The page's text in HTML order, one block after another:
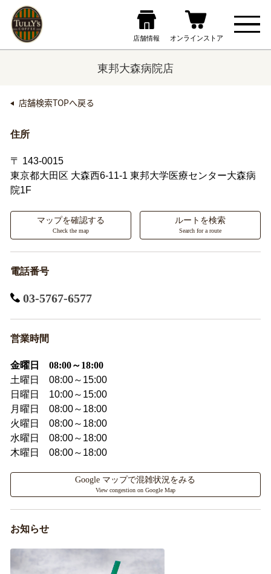
東邦大森病院店
店舗検索TOPへ戻る
住所
〒 143-0015
東京都大田区 大森西6-11-1 東邦大学医療センター大森病
院1F
マップを確認する
Check the map
ルートを検索
Search for a route
電話番号
03-5767-6577
営業時間
金曜日 08:00～18:00
土曜日 08:00～15:00
日曜日 10:00～15:00
月曜日 08:00～18:00
火曜日 08:00～18:00
水曜日 08:00～18:00
木曜日 08:00～18:00
Google マップで混雑状況をみる
View congestion on Google Map
お知らせ